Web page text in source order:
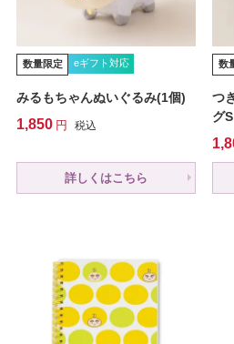
数量限定 eギフト対応
みるもちゃんぬいぐるみ(1個)
1,850 税込
詳しくはこちら
数
つ
グS